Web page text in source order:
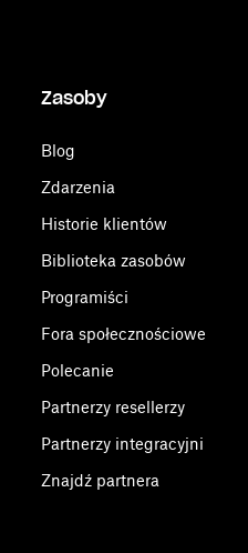
Zasoby
Blog
Zdarzenia
Historie klientów
Biblioteka zasobów
Programiści
Fora społecznościowe
Polecanie
Partnerzy resellerzy
Partnerzy integracyjni
Znajdź partnera